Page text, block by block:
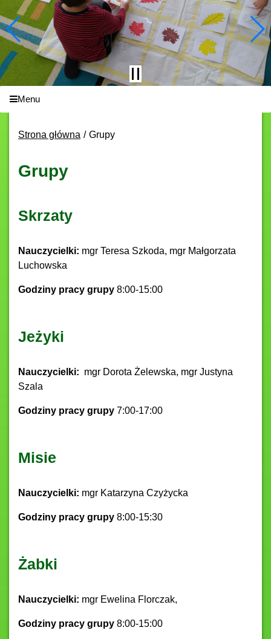
Menu
Strona główna Grupy
Grupy
Skrzaty
Nauczycielki: mgr Teresa Szkoda, mgr Małgorzata
Luchowska
Godziny pracy grupy 8:00-15:00
Jeżyki
Nauczycielki: mgr Dorota Żelewska, mgr Justyna
Szala
Godziny pracy grupy 7:00-17:00
Misie
Nauczycielki: mgr Katarzyna Czyżycka
Godziny pracy grupy 8:00-15:30
Żabki
Nauczycielki: mgr Ewelina Florczak,
Godziny pracy grupy 8:00-15:00